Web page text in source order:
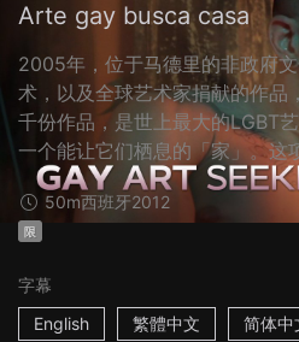
Arte gay busca casa
2005年，位于马德里的非政府
术，以及全球艺术家捐献的作品
千份作品，是世上最大的LGBT
一个能让它们栖息的「家」。这
50m西班牙2012
限
字幕
English
繁體中文 简体中